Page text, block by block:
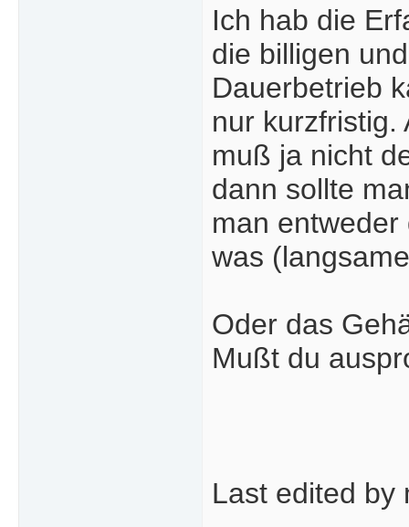
Ich hab die
die billigen
Dauerbetrieb
nur kurzfristig.
muß ja nicht
dann sollte
man
was
Oder das
Mußt du
Last edited by